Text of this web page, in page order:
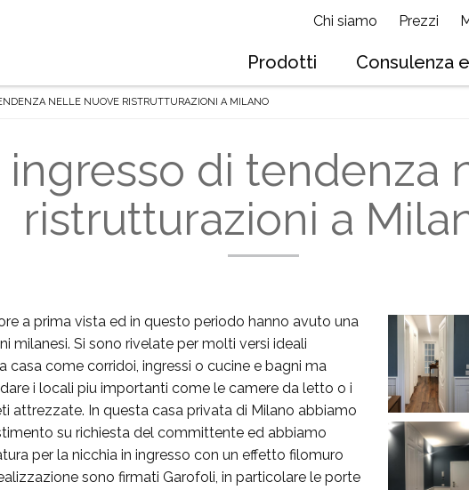
Prodotti Consulenza
Chi siamo Prezzi
NELLE NUOVE RISTRUTTURAZIONI A MILANO
ingresso di tendenza
ristrutturazioni a
a prima vista ed in questo periodo hanno avuto una
milanesi. Si sono rivelate per molti versi ideali
come corridoi, ingressi o cucine e bagni ma
i locali piu importanti come le camere da letto o i
attrezzate. In questa casa privata di Milano abbiamo
su richiesta del committente ed abbiamo
per la nicchia in ingresso con un effetto filomuro
sono firmati Garofoli, in particolare le porte